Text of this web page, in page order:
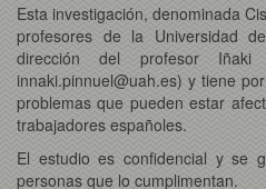
Esta investigación, denominada
profesores de la Universidad
dirección del profesor
innaki.pinnuel@uah.es) y tiene
problemas que pueden estar
trabajadores españoles.
El estudio es confidencial y se
personas que lo cumplimentan.